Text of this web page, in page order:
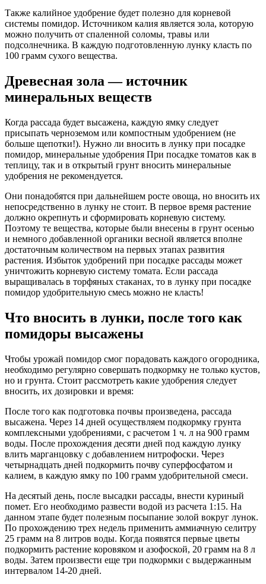
Также калийное удобрение будет полезно для корневой
системы помидор. Источником калия является зола, которую
можно получить от спаленной соломы, травы или
подсолнечника. В каждую подготовленную лунку класть по
100 грамм сухого вещества.
Древесная зола — источник
минеральных веществ
Когда рассада будет высажена, каждую ямку следует
присыпать черноземом или компостным удобрением (не
больше щепотки!). Нужно ли вносить в лунку при посадке
помидор, минеральные удобрения При посадке томатов как в
теплицу, так и в открытый грунт вносить минеральные
удобрения не рекомендуется.
Они понадобятся при дальнейшем росте овоща, но вносить их
непосредственно в лунку не стоит. В первое время растение
должно окрепнуть и сформировать корневую систему.
Поэтому те вещества, которые были внесены в грунт осенью
и немного добавленной органики весной является вполне
достаточным количеством на первых этапах развития
растения. Избыток удобрений при посадке рассады может
уничтожить корневую систему томата. Если рассада
выращивалась в торфяных стаканах, то в лунку при посадке
помидор удобрительную смесь можно не класть!
Что вносить в лунки, после того как
помидоры высажены
Чтобы урожай помидор смог порадовать каждого огородника,
необходимо регулярно совершать подкормку не только кустов,
но и грунта. Стоит рассмотреть какие удобрения следует
вносить, их дозировки и время:
После того как подготовка почвы произведена, рассада
высажена. Через 14 дней осуществляем подкормку грунта
комплексными удобрениями, с расчетом 1 ч. л на 900 грамм
воды. После прохождения десяти дней под каждую лунку
влить марганцовку с добавлением нитрофоски. Через
четырнадцать дней подкормить почву суперфосфатом и
калием, в каждую ямку по 100 грамм удобрительной смеси.
На десятый день, после высадки рассады, внести куриный
помет. Его необходимо развести водой из расчета 1:15. На
данном этапе будет полезным посыпание золой вокруг лунок.
По прохождению трех недель применить аммиачную селитру
25 грамм на 8 литров воды. Когда появятся первые цветы
подкормить растение коровяком и азофоской, 20 грамм на 8 л
воды. Затем произвести еще три подкормки с выдержанным
интервалом 14-20 дней.